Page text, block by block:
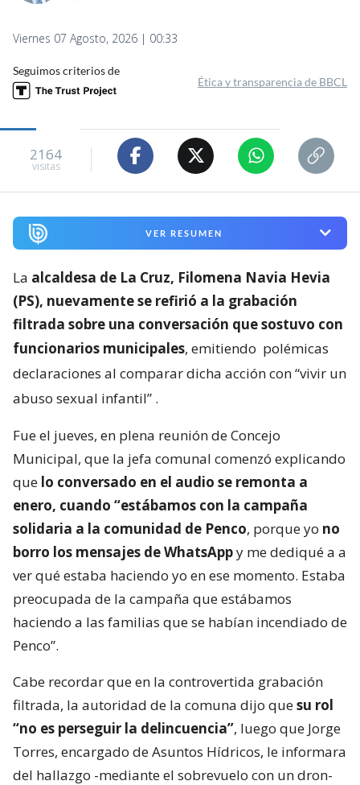
Viernes 07 Agosto, 2026 | 00:33
Seguimos criterios de
Ética y transparencia de BBCL
2164
visitas
VER RESUMEN
La alcaldesa de La Cruz, Filomena Navia Hevia
(PS), nuevamente se refirió a la grabación
filtrada sobre una conversación que sostuvo con
funcionarios municipales, emitiendo polémicas
declaraciones al comparar dicha acción con “vivir un
abuso sexual infantil” .
Fue el jueves, en plena reunión de Concejo
Municipal, que la jefa comunal comenzó explicando
que lo conversado en el audio se remonta a
enero, cuando “estábamos con la campaña
solidaria a la comunidad de Penco, porque yo no
borro los mensajes de WhatsAppy me dediqué a a
ver qué estaba haciendo yo en ese momento. Estaba
preocupada de la campaña que estábamos
haciendo a las familias que se habían incendiado de
Penco”.
Cabe recordar que en la controvertida grabación
filtrada, la autoridad de la comuna dijo quesu rol
“no es perseguir la delincuencia”, luego que Jorge
Torres, encargado de Asuntos Hídricos, le informara
del hallazgo -mediante el sobrevuelo con un dron-